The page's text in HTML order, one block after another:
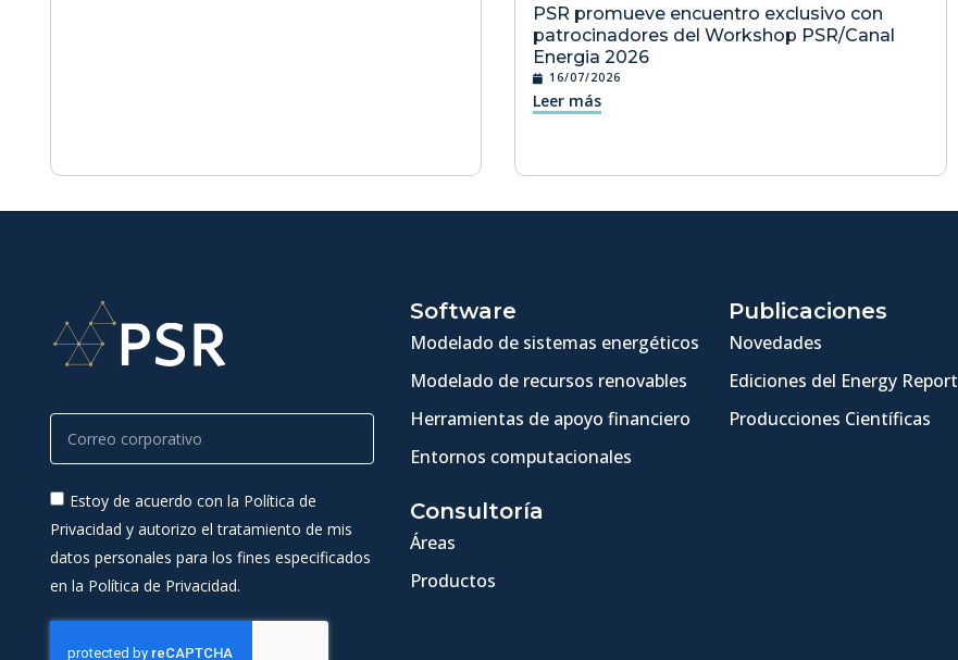
PSR promueve encuentro exclusivo con
patrocinadores del Workshop PSR/Canal
Energia 2026
16/07/2026
Leer más
Estoy de acuerdo con la Política de
Privacidad y autorizo el tratamiento de mis
datos personales para los fines especificados
en la Política de Privacidad.
Software
Modelado de sistemas energéticos
Modelado de recursos renovables
Herramientas de apoyo financiero
Entornos computacionales
Consultoría
Áreas
Productos
Publicaciones
Novedades
Ediciones del Energy Report
Producciones Científicas